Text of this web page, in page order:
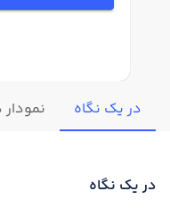
در یک نگاه
در یک نگاه